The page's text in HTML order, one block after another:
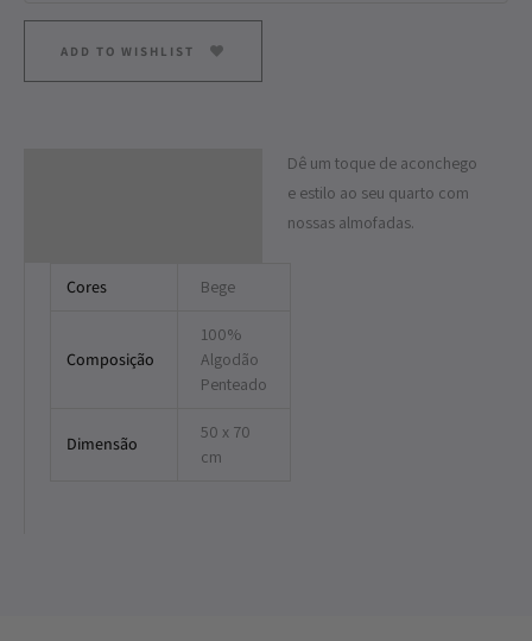
ADD TO WISHLIST
Dê um toque de aconchego
e estilo ao seu quarto com
nossas almofadas.
Cores Bege
Composição
100%
Algodão
Penteado
Dimensão
50 x 70
cm